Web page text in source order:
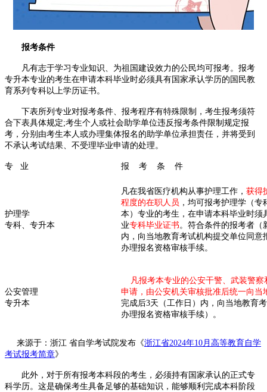
报考条件
凡有志于学习专业知识、为祖国建设效力的公民均可报考。报考
专升本专业的考生在申请本科毕业时必须具有国家承认学历的国民教
育系列专科以上学历证书。
下表所列专业对报考条件、报考程序有特殊限制，考生报考须符
合下表具体规定;考生个人或社会助学单位违反报考条件限制规定报
考，分别由考生本人或办理集体报名的助学单位承担责任，并将受到
不承认考试结果、不受理毕业申请的处理。
专 业 报 考 条 件
护理学
专科、专升本
凡在我省医疗机构从事护理工作， 获得
程度的在职人员 ，均可报考护理学（
本）专业的考生，在申请本科毕业时
业专科毕业证书。符合条件的报考者（
内，向当地教育考试机构提交单位同
办理报名资格审核手续。
公安管理
专升本
凡报考本专业的公安干警、武装警
申请，由公安机关审核批准后统一向当
完成后3天（工作日）内，向当地教育
办理报名资格审核手续）。
来源于：浙江 省自学考试院发布《浙江省2024年10月高等教育自学
考试报考简章》
此外，对于所有报考本科段的考生，必须持有国家承认的正式专
科学历。这是确保考生具备足够的基础知识，能够顺利完成本科阶段